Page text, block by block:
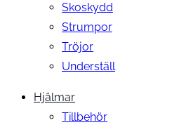
Skoskydd
Strumpor
Tröjor
Underställ
Hjälmar
Tillbehör